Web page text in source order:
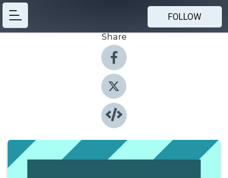
FOLLOW
Share